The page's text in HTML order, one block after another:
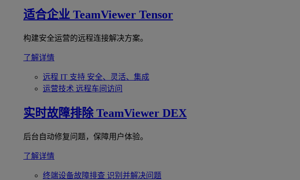
适合企业 TeamViewer Tensor
构建安全运营的远程连接解决方案。
了解详情
远程 IT 支持 安全、灵活、集成
运营技术 远程车间访问
实时故障排除 TeamViewer DEX
后台自动修复问题，保障用户体验。
了解详情
终端设备故障排查 识别并解决问题